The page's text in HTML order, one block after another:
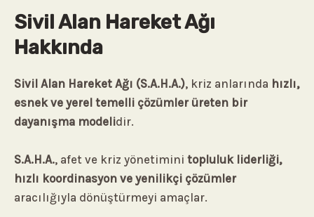
Sivil Alan Hareket Ağı
Hakkında
Sivil Alan Hareket Ağı (S.A.H.A.), kriz anlarında hızlı,
esnek ve yerel temelli çözümler üreten bir
dayanışma modelidir.
S.A.H.A., afet ve kriz yönetimini topluluk liderliği,
hızlı koordinasyon ve yenilikçi çözümler
aracılığıyla dönüştürmeyi amaçlar.